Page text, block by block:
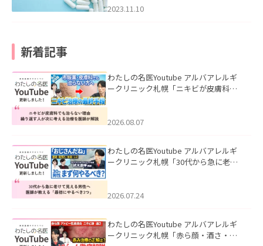
2023.11.10
新着記事
わたしの名医Youtube アルバアレルギ
ークリニック札幌「ニキビが皮膚科で
ました。
2026.08.07
わたしの名医Youtube アルバアレルギ
ークリニック札幌「30代から急に老け
た。
2026.07.24
わたしの名医Youtube アルバアレルギ
ークリニック札幌「赤ら顔・酒さ・ニ